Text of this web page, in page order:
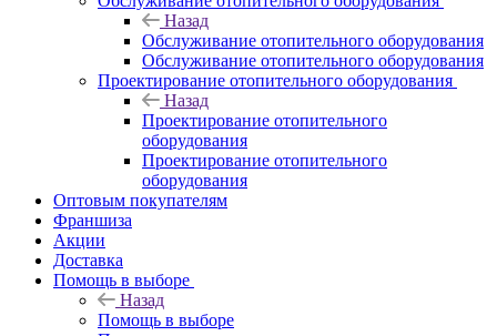
Назад
Обслуживание отопительного оборудования
Обслуживание отопительного оборудования
Проектирование отопительного оборудования
Назад
Проектирование отопительного
оборудования
Проектирование отопительного
оборудования
Оптовым покупателям
Франшиза
Акции
Доставка
Помощь в выборе
Назад
Помощь в выборе